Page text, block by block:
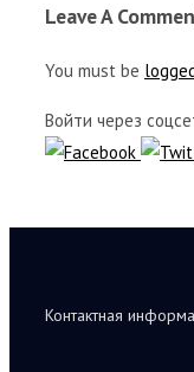
Leave A
You must be
Войти через
Контактная